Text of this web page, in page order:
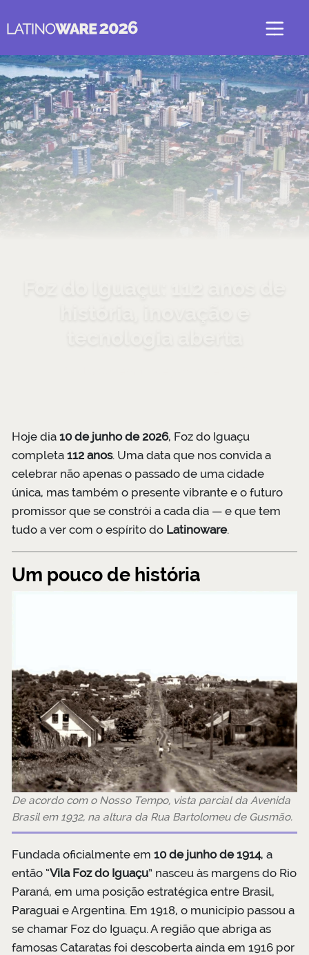
Hoje dia 10 de junho de 2026, Foz do Iguaçu
completa 112 anos. Uma data que nos convida a
celebrar não apenas o passado de uma cidade
única, mas também o presente vibrante e o futuro
promissor que se constrói a cada dia — e que tem
tudo a ver com o espírito do Latinoware.
Um pouco de história
De acordo com o Nosso Tempo, vista parcial da Avenida
Brasil em 1932, na altura da Rua Bartolomeu de Gusmão.
Fundada oficialmente em 10 de junho de 1914, a
então “Vila Foz do Iguaçu” nasceu às margens do Rio
Paraná, em uma posição estratégica entre Brasil,
Paraguai e Argentina. Em 1918, o município passou a
se chamar Foz do Iguaçu. A região que abriga as
famosas Cataratas foi descoberta ainda em 1916 por